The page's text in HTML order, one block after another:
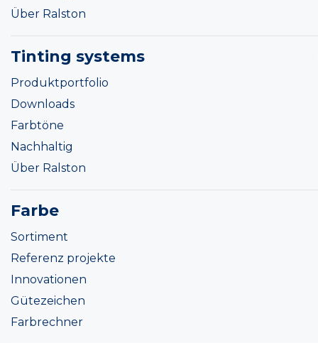
Über Ralston
Tinting systems
Produktportfolio
Downloads
Farbtöne
Nachhaltig
Über Ralston
Farbe
Sortiment
Referenz projekte
Innovationen
Gütezeichen
Farbrechner